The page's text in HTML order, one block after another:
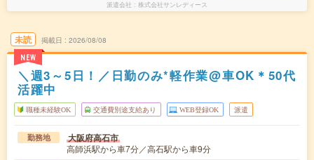
派遣会社 株式会社サンレディース
未読
NEW
掲載日 2026/08/08
＼週3～5日！／日勤のみ*軽作業@車OK＊50代
活躍中
職種未経験OK 交通費別途支給あり WEB登録OK 派遣
勤務地 大阪府高石市
高師浜駅から車7分／高石駅から車9分